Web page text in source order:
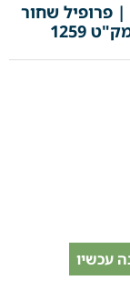
| פרופיל שחור
עכשיו